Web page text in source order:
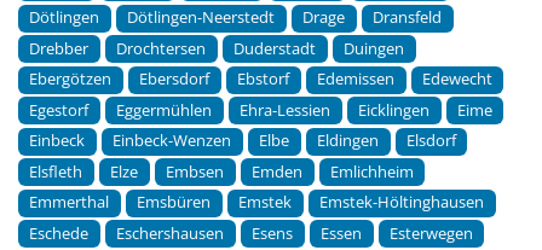
Dötlingen
Dötlingen-Neerstedt Drage
Dransfeld
Drebber
Drochtersen Duderstadt
Duingen
Ebergötzen
Ebersdorf Ebstorf Edemissen
Edewecht
Egestorf
Eggermühlen Ehra-Lessien Eicklingen
Eime
Einbeck
Einbeck-Wenzen Elbe Eldingen
Elsdorf
Elsfleth
Elze Embsen Emden
Emlichheim
Emmerthal
Emsbüren Emstek
Emstek-Höltinghausen
Eschede
Eschershausen Esens Essen
Esterwegen